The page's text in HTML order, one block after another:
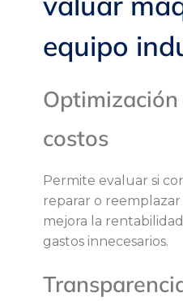
o
n
d
u
equipo
Optimización
costos
Permite evaluar si
reparar o
mejora la
gastos innecesarios.